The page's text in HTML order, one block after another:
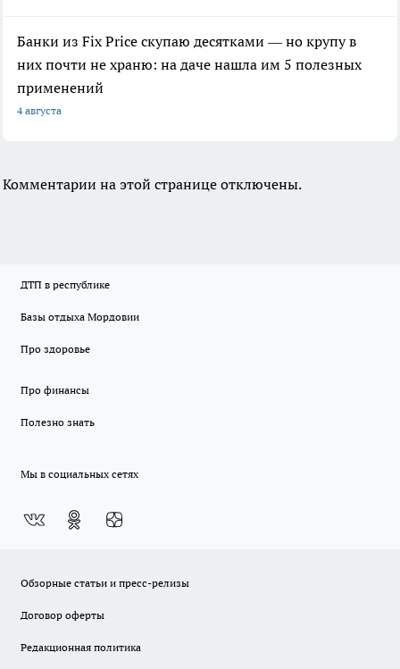
Банки из Fix Price скупаю десятками — но крупу в
них почти не храню: на даче нашла им 5 полезных
применений
4 августа
Комментарии на этой странице отключены.
ДТП в республике
Базы отдыха Мордовии
Про здоровье
Про финансы
Полезно знать
Мы в социальных сетях
Обзорные статьи и пресс-релизы
Договор оферты
Редакционная политика